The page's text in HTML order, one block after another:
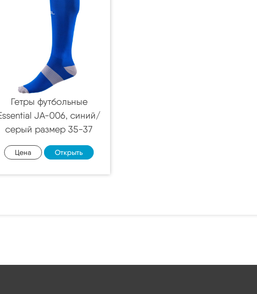
Гетры футбольные
JA-006, синий/
серый размер 35-37
Цена Открыть